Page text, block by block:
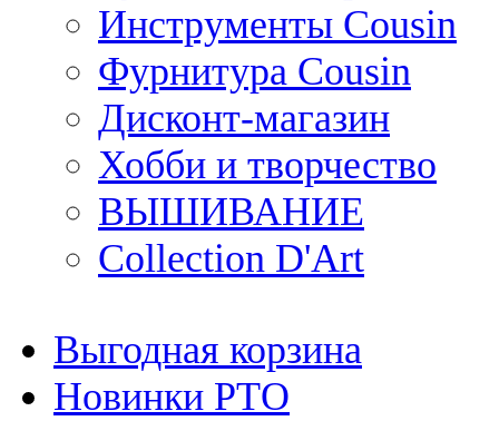
Инструменты Cousin
Фурнитура Cousin
Дисконт-магазин
Хобби и творчество
ВЫШИВАНИЕ
Collection D'Art
Выгодная корзина
Новинки РТО